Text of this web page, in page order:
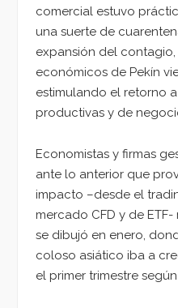
comercial estuvo
una suerte de
expansión del
económicos de Pekín
estimulando el retorno
productivas y de
Economistas y firmas
ante lo anterior que
impacto –desde el
mercado CFD y de
se dibujó en enero,
coloso asiático iba a
el primer trimestre